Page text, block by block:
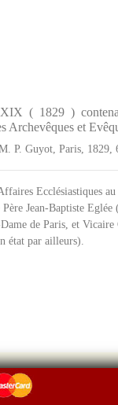
( 1829 )
Archevêques et
P. Guyot, Paris, 1829,
Ecclésiastiques
Jean-Baptiste
de Paris, et Vicaire
état par ailleurs).